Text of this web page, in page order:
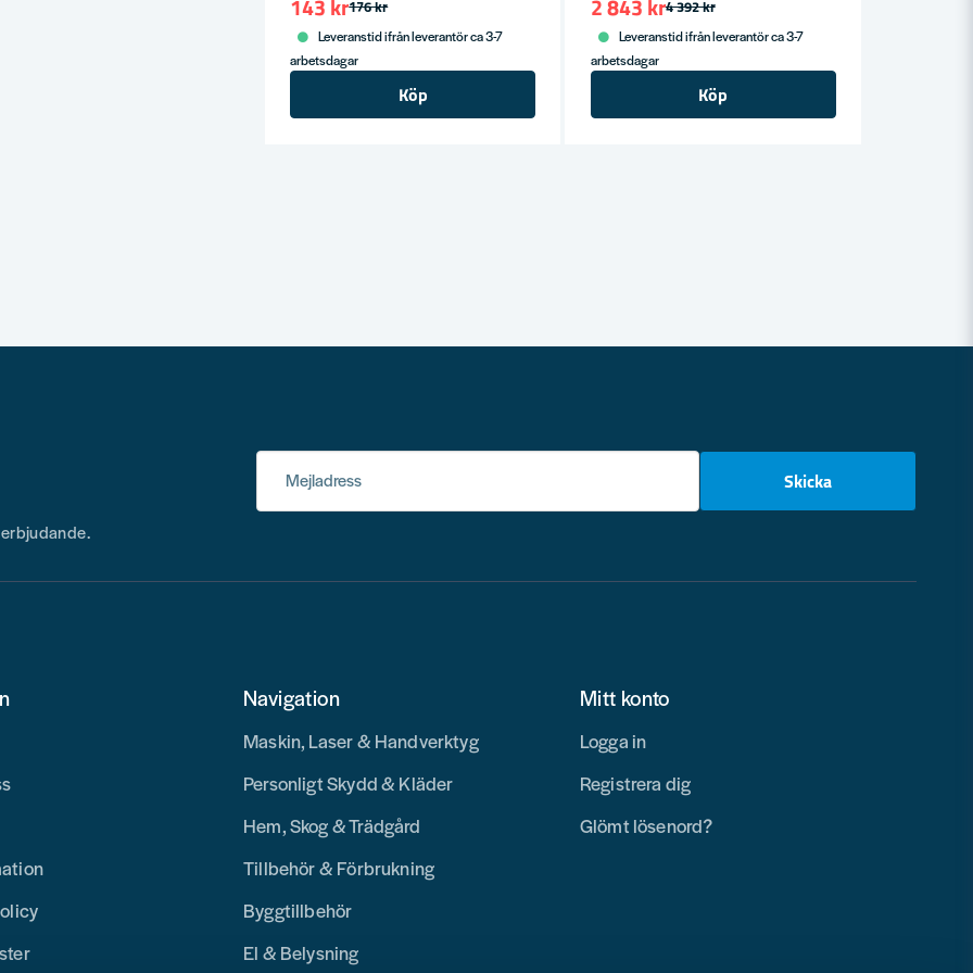
176 kr
143 kr
Leveranstid ifrån leverantör ca 3-7
arbetsdagar
Köp
4 392 kr
2 843 kr
Leveranstid ifrån leverantör ca 3-7
arbetsdagar
Köp
Mejladress Skicka
Navigation
Maskin, Laser & Handverktyg
Personligt Skydd & Kläder
Hem, Skog & Trädgård
Tillbehör & Förbrukning
Byggtillbehör
El & Belysning
Mitt konto
Logga in
Registrera dig
Glömt lösenord?